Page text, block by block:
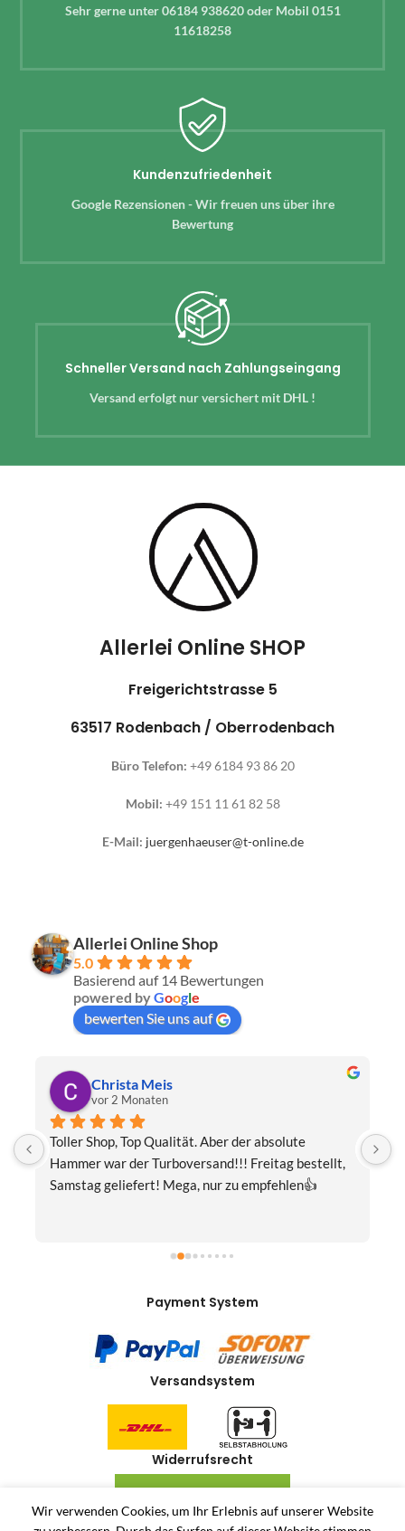
Sehr gerne unter 06184 938620 oder Mobil 0151
11618258
Kundenzufriedenheit
Google Rezensionen - Wir freuen uns über ihre
Bewertung
Schneller Versand nach Zahlungseingang
Versand erfolgt nur versichert mit DHL !
Allerlei Online SHOP
Freigerichtstrasse 5
63517 Rodenbach / Oberrodenbach
Büro Telefon: +49 6184 93 86 20
Mobil: +49 151 11 61 82 58
E-Mail: juergenhaeuser@t-online.de
Allerlei Online Shop
5.0
Basierend auf 14 Bewertungen
powered byGoogle
bewerten Sie uns auf
Thomas Schwaiger
vor 3 Monaten
Eine wunderschöne Hummel-Madonnenfigur.Sehr
fairer Preis.Ausgesprochen sorgfältig
verpackt.Beste Kommunikation.Gerne mal wieder!
Payment System
Versandsystem
Widerrufsrecht
Wir verwenden Cookies, um Ihr Erlebnis auf unserer Website